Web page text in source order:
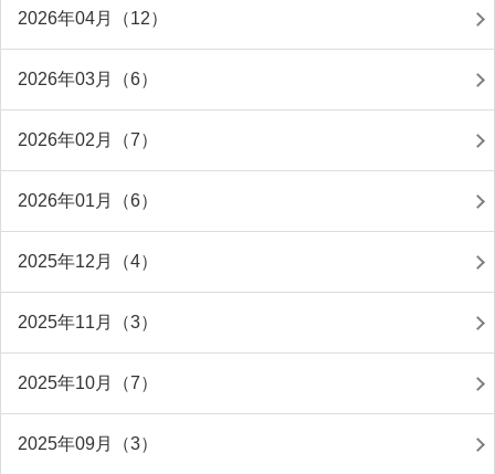
2026年04月（12）
2026年03月（6）
2026年02月（7）
2026年01月（6）
2025年12月（4）
2025年11月（3）
2025年10月（7）
2025年09月（3）